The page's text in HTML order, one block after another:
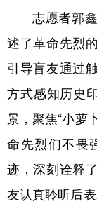
志愿者郭
述了革命先烈
引导盲友通过
方式感知历史
景，聚焦“小萝
命先烈们不畏
迹，深刻诠释
友认真聆听后